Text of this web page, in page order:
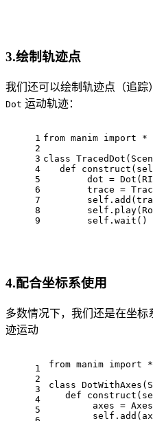
3.绘制轨迹点
我们还可以绘制轨迹点（追踪
Dot 运动轨迹：
1
2
3
4
5
6
7
8
9
from manim import *
class
def
dot =
trace =
        self.wait()
4.配合坐标系使用
多数情况下，我们还是在坐
迹运动
1
2
3
4
5
from manim import *
class
def
axes =